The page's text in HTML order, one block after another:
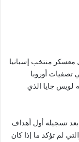
معسكر منتخب إسبانيا
تصفيات أوروبا
بدلا من خوسيه لويس جايا الذي
لقاء جورجيا بعد تسجيله أول أهداف
لم تؤكد ما إذا كان